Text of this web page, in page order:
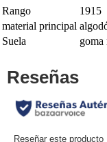
Rango
1915
material principal
Suela
goma